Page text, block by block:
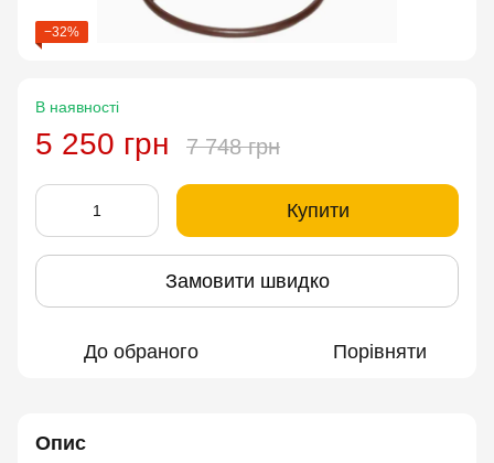
−32%
В наявності
5 250 грн 7 748 грн
Купити
Замовити швидко
До обраного Порівняти
Опис